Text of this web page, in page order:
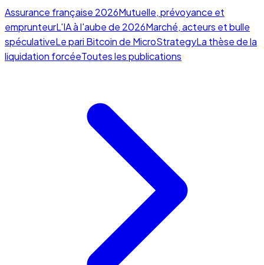
Assurance française 2026Mutuelle, prévoyance et
emprunteurL'IA à l'aube de 2026Marché, acteurs et bulle
spéculativeLe pari Bitcoin de MicroStrategyLa thèse de la
liquidation forcéeToutes les publications